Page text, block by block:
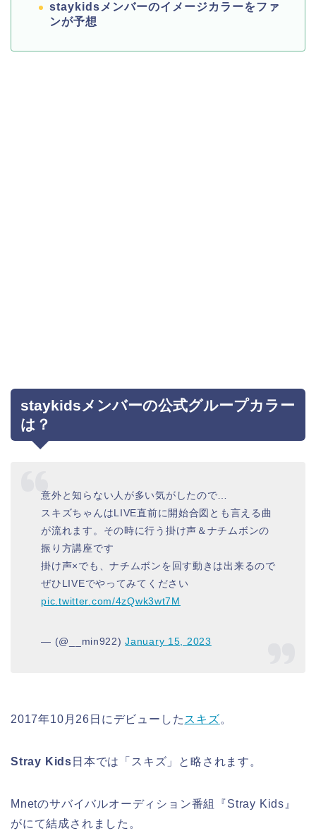
staykidsメンバーのイメージカラーをファ
ンが予想
staykidsメンバーの公式グループカラー
は？
意外と知らない人が多い気がしたので…
スキズちゃんはLIVE直前に開始合図とも言える曲
が流れます。その時に行う掛け声＆ナチムボンの
振り方講座です
掛け声×でも、ナチムボンを回す動きは出来るので
ぜひLIVEでやってみてください
pic.twitter.com/4zQwk3wt7M
— (@__min922)January 15, 2023
2017年10月26日にデビューした スキズ。
Stray Kids 日本では「スキズ」と略されます。
Mnetのサバイバルオーディション番組『Stray Kids』
がにて結成されました。